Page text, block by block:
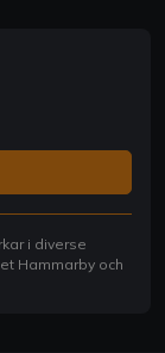
i diverse
Hammarby och